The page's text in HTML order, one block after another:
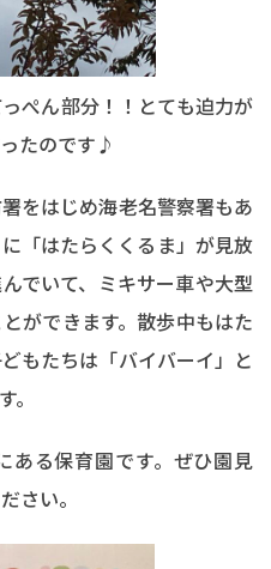
ぺん部分！！とても迫力が
たのです♪
をはじめ海老名警察署もあ
「はたらくくるま」が見放
でいて、ミキサー車や大型
ができます。散歩中もはた
もたちは「バイバーイ」と
。
ある保育園です。ぜひ園見
さい。